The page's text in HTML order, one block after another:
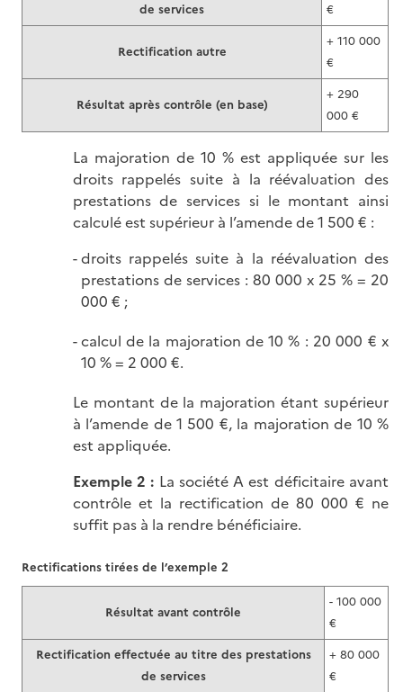
de services
€
Rectification autre
+ 110 000
€
Résultat après contrôle (en base)
+ 290
000 €
La majoration de 10 % est appliquée sur les
droits rappelés suite à la réévaluation des
prestations de services si le montant ainsi
calculé est supérieur à l’amende de 1 500 € :
droits rappelés suite à la réévaluation des
prestations de services : 80 000 x 25 % = 20
000 € ;
calcul de la majoration de 10 % : 20 000 € x
10 % = 2 000 €.
Le montant de la majoration étant supérieur
à l’amende de 1 500 €, la majoration de 10 %
est appliquée.
Exemple 2 : La société A est déficitaire avant
contrôle et la rectification de 80 000 € ne
suffit pas à la rendre bénéficiaire.
Rectifications tirées de l’exemple 2
Résultat avant contrôle
- 100 000
€
Rectification effectuée au titre des prestations
de services
+ 80 000
€